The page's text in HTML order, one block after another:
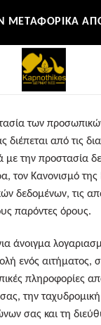
ΜΕΤΑΦΟΡΙΚΑ
των
διέπεται από τις
με την προστασία
τον Κανονισμό της
δεδομένων, τις
παρόντες όρους.
άνοιγμα
ενός αιτήματος,
πληροφορίες
την
σας και τη